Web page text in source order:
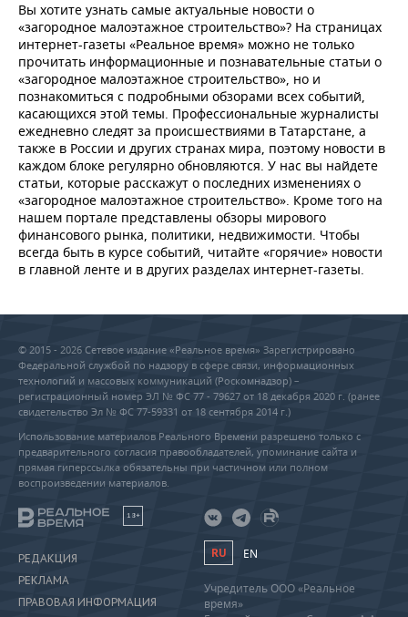
Вы хотите узнать самые актуальные новости о
«загородное малоэтажное строительство»? На страницах
интернет-газеты «Реальное время» можно не только
прочитать информационные и познавательные статьи о
«загородное малоэтажное строительство», но и
познакомиться с подробными обзорами всех событий,
касающихся этой темы. Профессиональные журналисты
ежедневно следят за происшествиями в Татарстане, а
также в России и других странах мира, поэтому новости в
каждом блоке регулярно обновляются. У нас вы найдете
статьи, которые расскажут о последних изменениях о
«загородное малоэтажное строительство». Кроме того на
нашем портале представлены обзоры мирового
финансового рынка, политики, недвижимости. Чтобы
всегда быть в курсе событий, читайте «горячие» новости
в главной ленте и в других разделах интернет-газеты.
© 2015 - 2026 Сетевое издание «Реальное время» Зарегистрировано
Федеральной службой по надзору в сфере связи, информационных
технологий и массовых коммуникаций (Роскомнадзор) –
регистрационный номер ЭЛ № ФС 77 - 79627 от 18 декабря 2020 г. (ранее
свидетельство Эл № ФС 77-59331 от 18 сентября 2014 г.)
Использование материалов Реального Времени разрешено только с
предварительного согласия правообладателей, упоминание сайта и
прямая гиперссылка обязательны при частичном или полном
воспроизведении материалов.
18+
РЕДАКЦИЯ
РЕКЛАМА
ПРАВОВАЯ ИНФОРМАЦИЯ
RU EN
Учредитель ООО «Реальное
время»